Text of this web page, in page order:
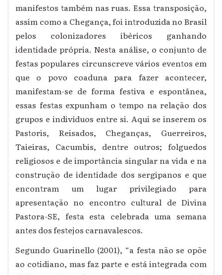
manifestos também nas ruas. Essa transposição,
assim como a Chegança, foi introduzida no Brasil
pelos colonizadores ibéricos ganhando
identidade própria. Nesta análise, o conjunto de
festas populares circunscreve vários eventos em
que o povo coaduna para fazer acontecer,
manifestam-se de forma festiva e espontânea,
essas festas expunham o tempo na relação dos
grupos e indivíduos entre si. Aqui se inserem os
Pastoris, Reisados, Cheganças, Guerreiros,
Taieiras, Cacumbis, dentre outros; folguedos
religiosos e de importância singular na vida e na
construção de identidade dos sergipanos e que
encontram um lugar privilegiado para
apresentação no encontro cultural de Divina
Pastora-SE, festa esta celebrada uma semana
antes dos festejos carnavalescos.
Segundo Guarinello (2001), “a festa não se opõe
ao cotidiano, mas faz parte e está integrada com